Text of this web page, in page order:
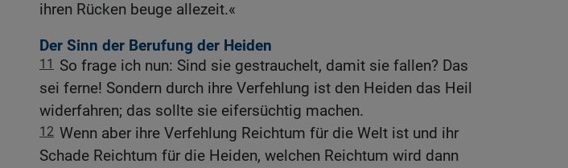
ihren Rücken beuge allezeit.«
Der Sinn der Berufung der Heiden
11
So frage ich nun: Sind sie gestrauchelt, damit sie fallen? Das
sei ferne! Sondern durch ihre Verfehlung ist den Heiden das Heil
widerfahren; das sollte sie eifersüchtig machen.
12 Wenn aber ihre Verfehlung Reichtum für die Welt ist und ihr
Schade Reichtum für die Heiden, welchen Reichtum wird dann